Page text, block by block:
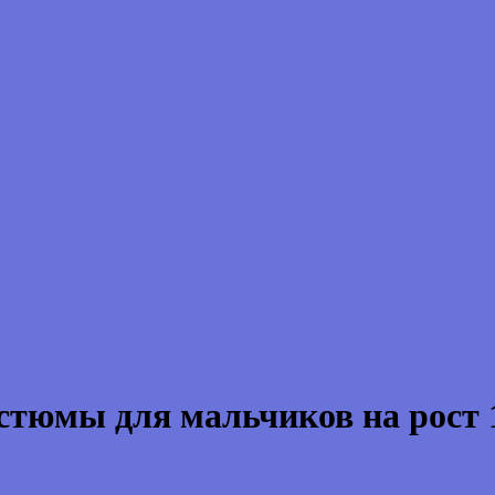
для мальчиков на рост